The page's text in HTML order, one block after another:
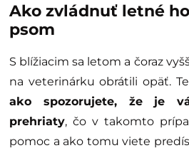
Ako zvládnuť letné
psom
S blížiacim sa letom a čoraz
na veterinárku obrátili opäť.
ako spozorujete, že je
prehriaty, čo v takomto
pomoc a ako tomu viete